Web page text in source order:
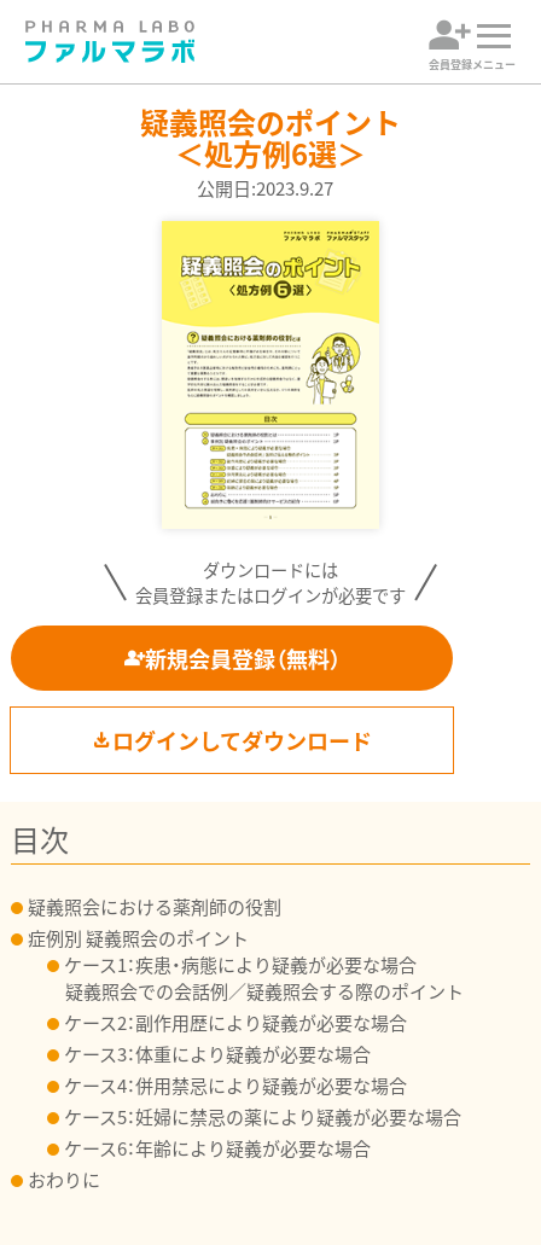
会員登録メニュー
疑義照会のポイント
＜処方例6選＞
公開日:2023.9.27
ダウンロードには
会員登録またはログインが必要です
新規会員登録（無料）
ログインしてダウンロード
目次
疑義照会における薬剤師の役割
症例別 疑義照会のポイント
ケース1：疾患・病態により疑義が必要な場合
疑義照会での会話例／疑義照会する際のポイント
ケース2：副作用歴により疑義が必要な場合
ケース3：体重により疑義が必要な場合
ケース4：併用禁忌により疑義が必要な場合
ケース5：妊婦に禁忌の薬により疑義が必要な場合
ケース6：年齢により疑義が必要な場合
おわりに